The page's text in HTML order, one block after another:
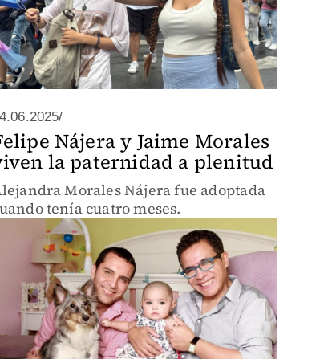
Nájera y Jaime Morales
la paternidad a plenitud
Morales Nájera fue adoptada
tenía cuatro meses.